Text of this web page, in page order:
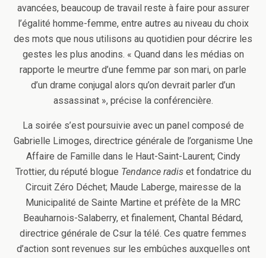
avancées, beaucoup de travail reste à faire pour assurer
l’égalité homme-femme, entre autres au niveau du choix
des mots que nous utilisons au quotidien pour décrire les
gestes les plus anodins. « Quand dans les médias on
rapporte le meurtre d’une femme par son mari, on parle
d’un drame conjugal alors qu’on devrait parler d’un
assassinat », précise la conférencière.
La soirée s’est poursuivie avec un panel composé de
Gabrielle Limoges, directrice générale de l’organisme Une
Affaire de Famille dans le Haut-Saint-Laurent; Cindy
Trottier, du réputé blogue Tendance radiset fondatrice du
Circuit Zéro Déchet; Maude Laberge, mairesse de la
Municipalité de Sainte Martine et préfète de la MRC
Beauharnois-Salaberry, et finalement, Chantal Bédard,
directrice générale de Csur la télé. Ces quatre femmes
d’action sont revenues sur les embûches auxquelles ont